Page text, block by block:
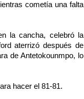
cometía una falta
la cancha, ce­lebró la
aterrizó después de
de Ante­tokounmpo, lo
hacer el 81-81.